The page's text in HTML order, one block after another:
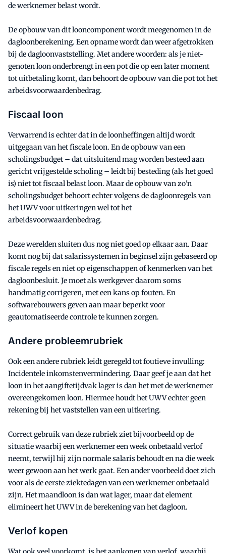
de werknemer belast wordt.
De opbouw van dit looncomponent wordt meegenomen in de
dagloonberekening. Een opname wordt dan weer afgetrokken
bij de dagloonvaststelling. Met andere woorden: als je niet-
genoten loon onderbrengt in een pot die op een later moment
tot uitbetaling komt, dan behoort de opbouw van die pot tot het
arbeidsvoorwaardenbedrag.
Fiscaal loon
Verwarrend is echter dat in de loonheffingen altijd wordt
uitgegaan van het fiscale loon. En de opbouw van een
scholingsbudget – dat uitsluitend mag worden besteed aan
gericht vrijgestelde scholing – leidt bij besteding (als het goed
is) niet tot fiscaal belast loon. Maar de opbouw van zo'n
scholingsbudget behoort echter volgens de dagloonregels van
het UWV voor uitkeringen wel tot het
arbeidsvoorwaardenbedrag.
Deze werelden sluiten dus nog niet goed op elkaar aan. Daar
komt nog bij dat salarissystemen in beginsel zijn gebaseerd op
fiscale regels en niet op eigenschappen of kenmerken van het
dagloonbesluit. Je moet als werkgever daarom soms
handmatig corrigeren, met een kans op fouten. En
softwarebouwers geven aan maar beperkt voor
geautomatiseerde controle te kunnen zorgen.
Andere probleemrubriek
Ook een andere rubriek leidt geregeld tot foutieve invulling:
Incidentele inkomstenvermindering. Daar geef je aan dat het
loon in het aangiftetijdvak lager is dan het met de werknemer
overeengekomen loon. Hiermee houdt het UWV echter geen
rekening bij het vaststellen van een uitkering.
Correct gebruik van deze rubriek ziet bijvoorbeeld op de
situatie waarbij een werknemer een week onbetaald verlof
neemt, terwijl hij zijn normale salaris behoudt en na die week
weer gewoon aan het werk gaat. Een ander voorbeeld doet zich
voor als de eerste ziektedagen van een werknemer onbetaald
zijn. Het maandloon is dan wat lager, maar dat element
elimineert het UWV in de berekening van het dagloon.
Verlof kopen